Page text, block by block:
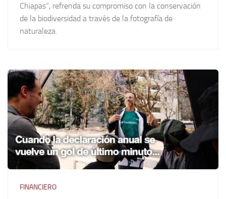
Chiapas”, refrenda su compromiso con la conservación
de la biodiversidad a través de la fotografía de
naturaleza.
FINANCIERO